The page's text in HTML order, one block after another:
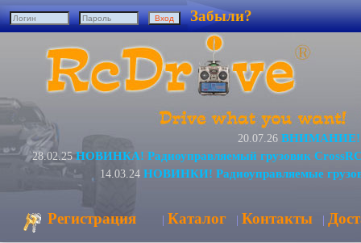
Забыли?
20.07.26 ВНИМАНИЕ!
28.02.25 НОВИНКА! Радиоуправляемый грузовик
14.03.24 НОВИНКИ! Радиоуправляемые
Регистрация | Каталог | Контакты |